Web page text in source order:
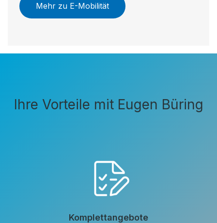
Mehr zu E-Mobilität
Ihre Vorteile mit Eugen Büring
Komplettangebote